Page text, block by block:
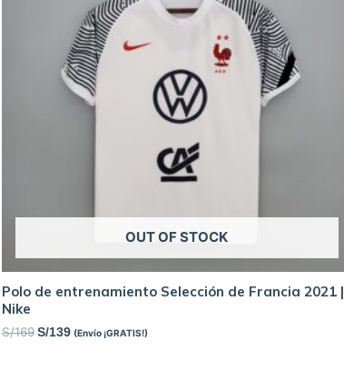
OUT OF STOCK
Polo de entrenamiento Selección de Francia 2021 |
Nike
S/169 S/139 (Envío ¡GRATIS!)